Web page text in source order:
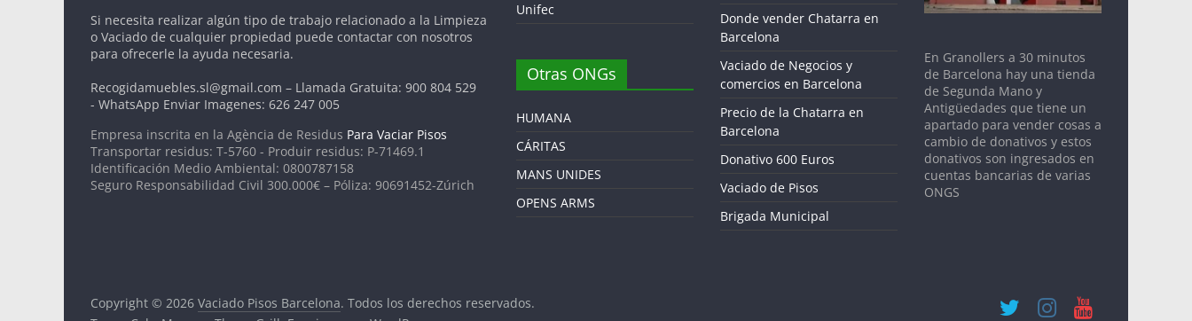
Si necesita realizar algún tipo de trabajo relacionado a la Limpieza
o Vaciado de cualquier propiedad puede contactar con nosotros
para ofrecerle la ayuda necesaria.
Recogidamuebles.sl@gmail.com – Llamada Gratuita: 900 804 529
- WhatsApp Enviar Imagenes: 626 247 005
Empresa inscrita en la Agència de Residus Para Vaciar Pisos
Transportar residus: T-5760 - Produir residus: P-71469.1
Identificación Medio Ambiental: 0800787158
Seguro Responsabilidad Civil 300.000€ – Póliza: 90691452-Zúrich
Unifec
Otras ONGs
HUMANA
CÁRITAS
MANS UNIDES
OPENS ARMS
Donde vender Chatarra en
Barcelona
Vaciado de Negocios y
comercios en Barcelona
Precio de la Chatarra en
Barcelona
Donativo 600 Euros
Vaciado de Pisos
Brigada Municipal
En Granollers a 30 minutos
de Barcelona hay una tienda
de Segunda Mano y
Antigüedades que tiene un
apartado para vender cosas a
cambio de donativos y estos
donativos son ingresados en
cuentas bancarias de varias
ONGS
Copyright © 2026 Vaciado Pisos Barcelona. Todos los derechos reservados.